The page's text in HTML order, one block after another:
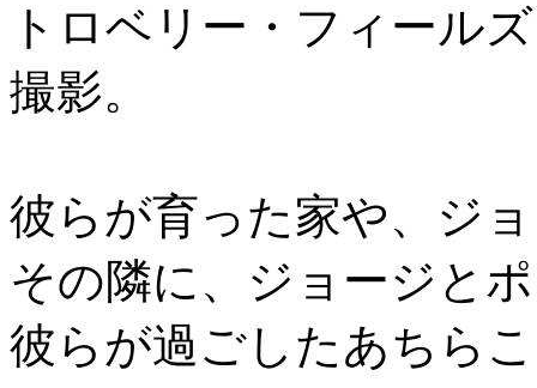
トロベリー・フィール
撮影。
彼らが育った家や、ジ
その隣に、ジョージと
彼らが過ごしたあちら